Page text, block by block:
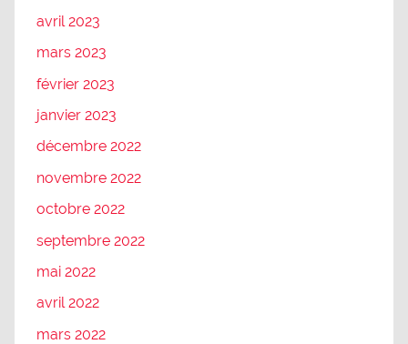
avril 2023
mars 2023
février 2023
janvier 2023
décembre 2022
novembre 2022
octobre 2022
septembre 2022
mai 2022
avril 2022
mars 2022